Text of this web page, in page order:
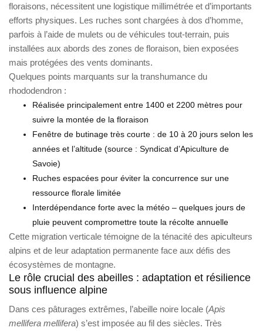
floraisons, nécessitent une logistique millimétrée et d’importants
efforts physiques. Les ruches sont chargées à dos d’homme,
parfois à l’aide de mulets ou de véhicules tout-terrain, puis
installées aux abords des zones de floraison, bien exposées
mais protégées des vents dominants.
Quelques points marquants sur la transhumance du
rhododendron :
Réalisée principalement entre 1400 et 2200 mètres pour
suivre la montée de la floraison
Fenêtre de butinage très courte : de 10 à 20 jours selon les
années et l’altitude (source : Syndicat d’Apiculture de
Savoie)
Ruches espacées pour éviter la concurrence sur une
ressource florale limitée
Interdépendance forte avec la météo – quelques jours de
pluie peuvent compromettre toute la récolte annuelle
Cette migration verticale témoigne de la ténacité des apiculteurs
alpins et de leur adaptation permanente face aux défis des
écosystèmes de montagne.
Le rôle crucial des abeilles : adaptation et résilience
sous influence alpine
Dans ces pâturages extrêmes, l’abeille noire locale (Apis
mellifera mellifera) s’est imposée au fil des siècles. Très